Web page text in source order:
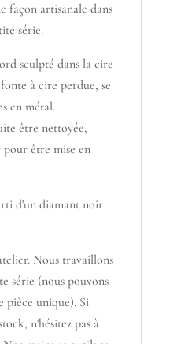
façon artisanale dans
série.
sculpté dans la cire
à cire perdue, se
en métal.
être nettoyée,
être mise en
d'un diamant noir
Nous travaillons
série (nous pouvons
pièce unique). Si
n'hésitez pas à